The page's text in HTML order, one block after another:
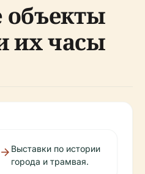
их часы
Выставки по истории
города и трамвая.